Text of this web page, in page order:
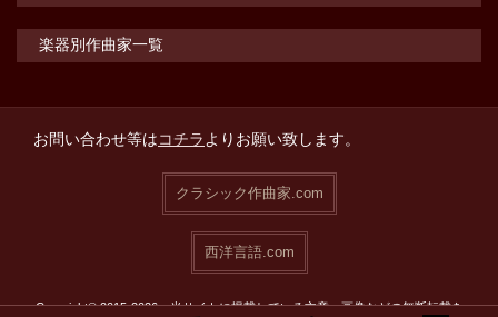
楽器別作曲家一覧
お問い合わせ等はコチラよりお願い致します。
クラシック作曲家.com
西洋言語.com
Copyright© 2015-2026 当サイトに掲載している文章・画像などの無断転載を